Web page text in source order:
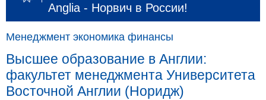
Anglia - Норвич в России!
Менеджмент экономика финансы
Высшее образование в Англии:
факультет менеджмента Университета
Восточной Англии (Норидж)